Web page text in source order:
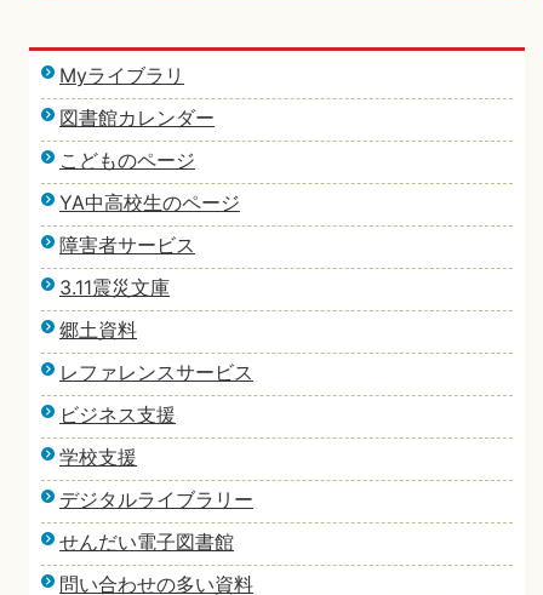
Myライブラリ
図書館カレンダー
こどものページ
YA中高校生のページ
障害者サービス
3.11震災文庫
郷土資料
レファレンスサービス
ビジネス支援
学校支援
デジタルライブラリー
せんだい電子図書館
問い合わせの多い資料